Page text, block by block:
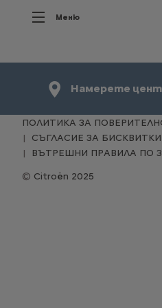
Меню
Намерете
Citroën 2025
ПОЛИТИКА ЗА
СЪГЛАСИЕ ЗА БИСКВИТКИ
ВЪТРЕШНИ ПРАВИЛА ПО